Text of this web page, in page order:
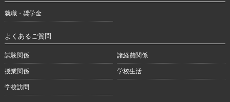
就職・奨学金
よくあるご質問
試験関係 諸経費関係
授業関係 学校生活
学校訪問